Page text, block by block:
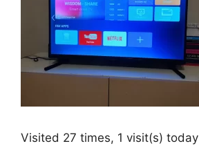
Visited 27 times, 1 visit(s) today